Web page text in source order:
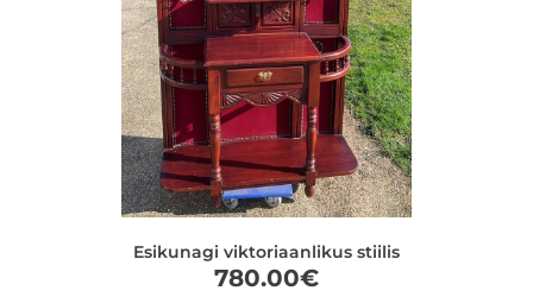
Esikunagi viktoriaanlikus stiilis
780.00€